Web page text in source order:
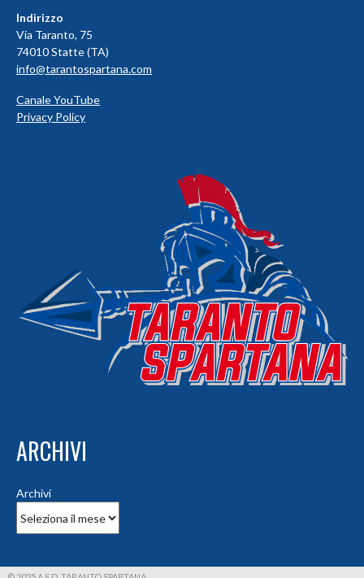
Indirizzo
Via Taranto, 75
74010 Statte (TA)
info@tarantospartana.com
Canale YouTube
Privacy Policy
ARCHIVI
Archivi